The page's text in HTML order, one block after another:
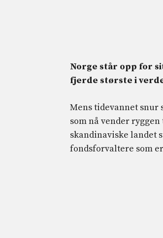
Norge står opp for
fjerde største i
Mens tidevannet snur
som nå vender
skandinaviske landet
fondsforvaltere som